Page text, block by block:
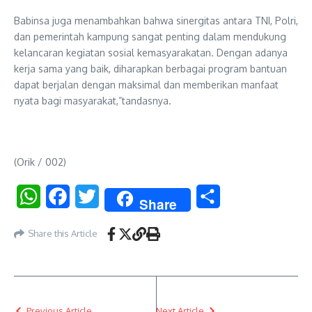
Babinsa juga menambahkan bahwa sinergitas antara TNI, Polri,
dan pemerintah kampung sangat penting dalam mendukung
kelancaran kegiatan sosial kemasyarakatan. Dengan adanya
kerja sama yang baik, diharapkan berbagai program bantuan
dapat berjalan dengan maksimal dan memberikan manfaat
nyata bagi masyarakat,”tandasnya.
(Orik / 002)
WhatsAppFacebookTwitter Share
Share this Article